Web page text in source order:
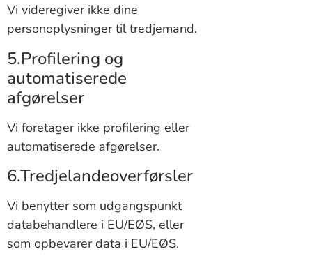
Vi videregiver ikke dine
personoplysninger til tredjemand.
5.Profilering og
automatiserede
afgørelser
Vi foretager ikke profilering eller
automatiserede afgørelser.
6.Tredjelandeoverførsler
Vi benytter som udgangspunkt
databehandlere i EU/EØS, eller
som opbevarer data i EU/EØS.